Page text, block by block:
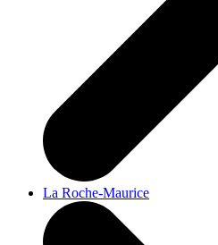
La Roche-Maurice